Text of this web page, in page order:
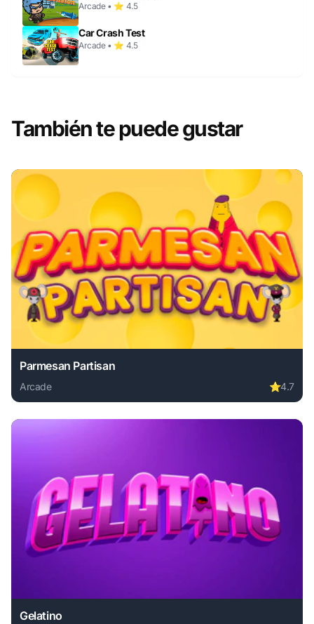
Arcade • ⭐ 4.5
Car Crash Test
Arcade • ⭐ 4.5
También te puede gustar
Parmesan Partisan
Arcade ⭐4.7
Play Parmesan Partisan online free. arcade game, no
Gelatino